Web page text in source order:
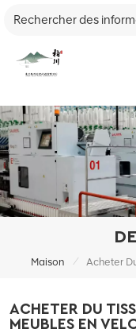
Maison /
ACHETER DU
MEUBLES EN